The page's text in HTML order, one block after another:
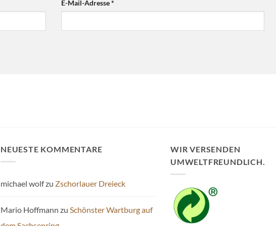
E-Mail-Adresse*
NEUESTE KOMMENTARE
michael wolfzu Zschorlauer Dreieck
Mario Hoffmann zu Schönster Wartburg auf
WIR VERSENDEN
UMWELTFREUNDLICH.